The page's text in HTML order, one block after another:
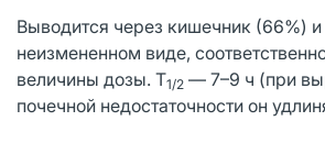
Выводится через кишечник (66%)
неизмененном виде,
величины дозы. T1/2 — 7–9 ч (при
почечной недостаточности он